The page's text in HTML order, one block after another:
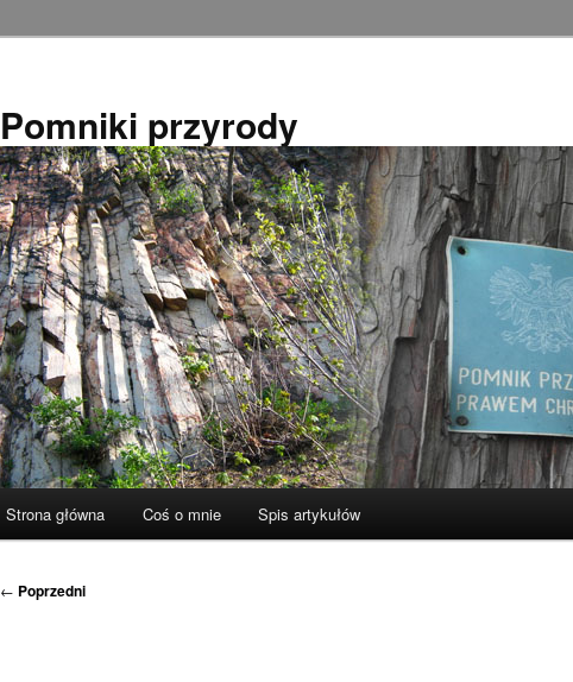
Pomniki przyrody
Strona główna Coś o mnie Spis artykułów
Nawigacja
← Poprzedni